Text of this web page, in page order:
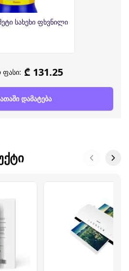
სახეხი ფხვნილი
₾ 131.25
დამატება